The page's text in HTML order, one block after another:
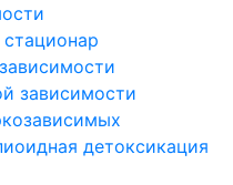
зависимости
детоксикация